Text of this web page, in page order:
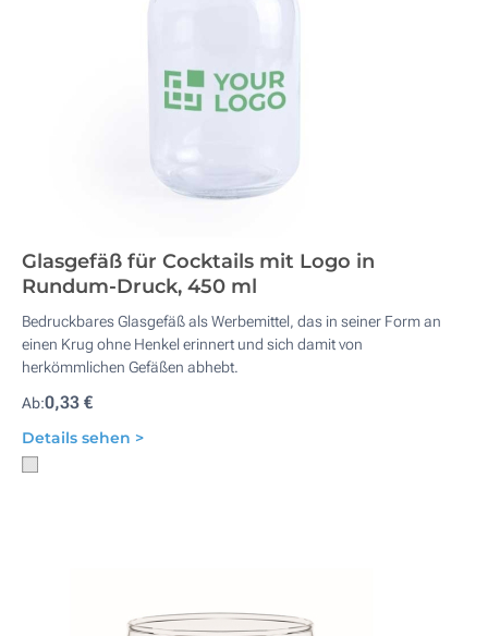
Glasgefäß für Cocktails mit Logo in
Rundum-Druck, 450 ml
Bedruckbares Glasgefäß als Werbemittel, das in seiner Form an
einen Krug ohne Henkel erinnert und sich damit von
herkömmlichen Gefäßen abhebt.
Ab:0,33 €
Details sehen >